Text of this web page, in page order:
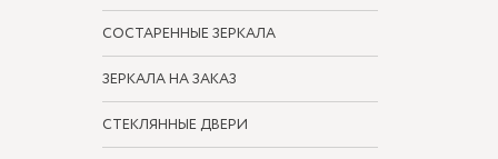
СОСТАРЕННЫЕ ЗЕРКАЛА
ЗЕРКАЛА НА ЗАКАЗ
СТЕКЛЯННЫЕ ДВЕРИ